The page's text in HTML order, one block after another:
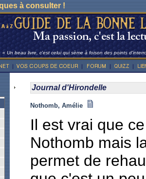
à consulter !
« Un beau livre, c'est celui qui sème à foison des points
Journal d'Hirondelle
Nothomb, Amélie
Il est vrai que
Nothomb mais
permet de